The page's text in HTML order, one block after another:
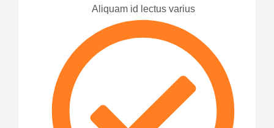
Aliquam id lectus varius